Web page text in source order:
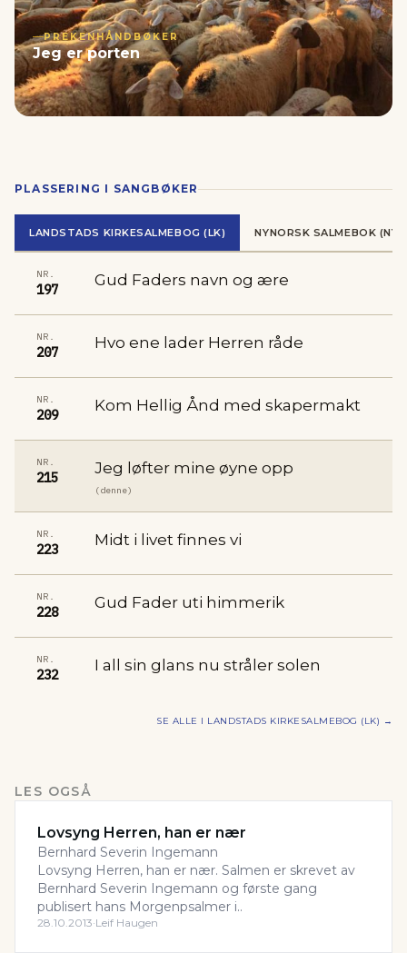
PREKENHÅNDBØKER
Jeg er porten
PLASSERING I SANGBØKER
LANDSTADS KIRKESALMEBOG (LK) NYNORSK SALMEBOK
NR.
197
Gud Faders navn og ære
NR.
207
Hvo ene lader Herren råde
NR.
209
Kom Hellig Ånd med skapermakt
NR.
215
Jeg løfter mine øyne opp
(denne)
NR.
223
Midt i livet finnes vi
NR.
228
Gud Fader uti himmerik
NR.
232
I all sin glans nu stråler solen
SE ALLE I LANDSTADS KIRKESALMEBOG (LK) →
LES OGSÅ
Lovsyng Herren, han er nær
Bernhard Severin Ingemann
Lovsyng Herren, han er nær. Salmen er skrevet av
Bernhard Severin Ingemann og første gang
publisert hans Morgenpsalmer i..
28.10.2013·Leif Haugen